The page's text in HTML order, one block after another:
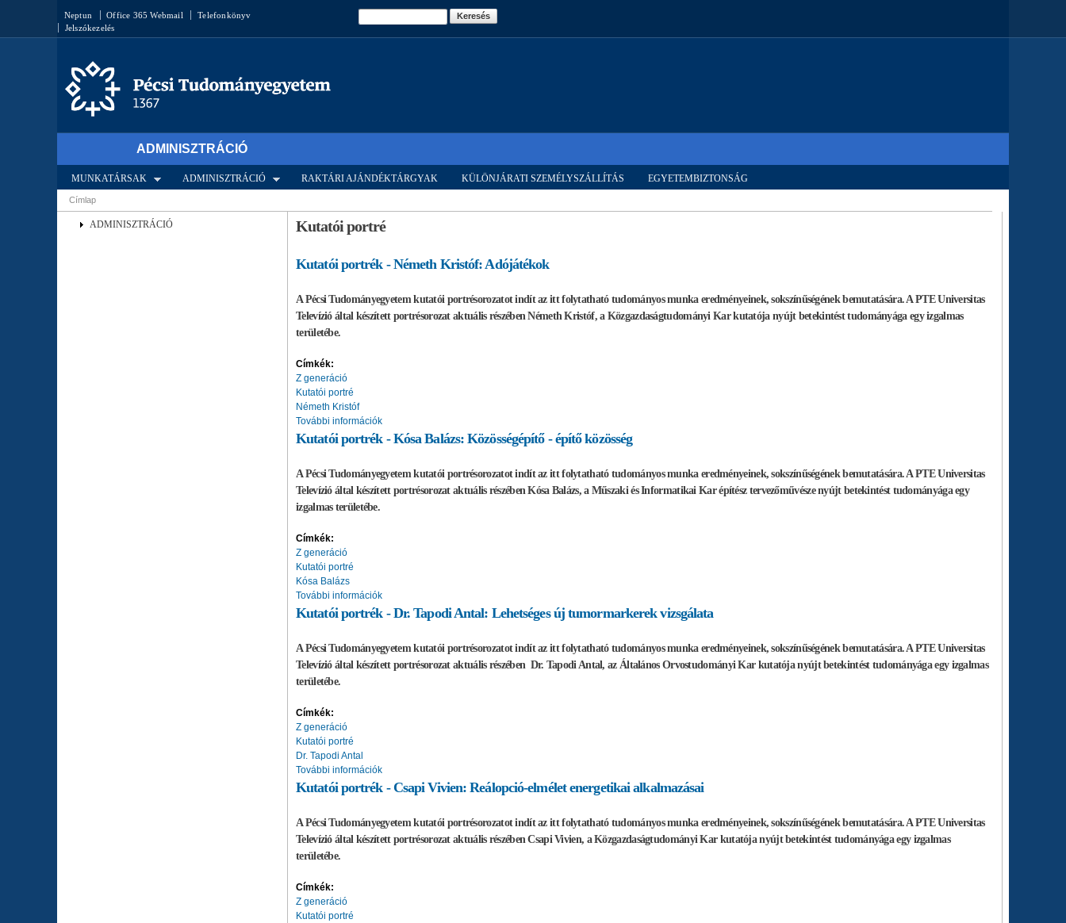
Ugrás a
tartalomra
Neptun Office 365 Webmail
Telefonkönyv
Jelszókezelés
Keresés
ADMINISZTRÁCIÓ
MUNKATÁRSAK ADMINISZTRÁCIÓ RAKTÁRI AJÁNDÉKTÁRGYAK KÜLÖNJÁRATI SZEMÉLYSZÁLLÍTÁS EGYETEMBIZTONSÁG
Jelenlegi hely
Címlap
ADMINISZTRÁCIÓ Kutatói portré
Kutatói portrék - Németh Kristóf: Adójátékok
A Pécsi Tudományegyetem kutatói portrésorozatot indít az itt folytatható tudományos munka eredményeinek, sokszínűségének bemutatására. A PTE Universitas
Televízió által készített portrésorozat aktuális részében Németh Kristóf, a Közgazdaságtudományi Kar kutatója nyújt betekintést tudományága egy izgalmas
területébe.
Címkék:
Z generáció
Kutatói portré
Németh Kristóf
További információk
Kutatói portrék - Kósa Balázs: Közösségépítő - építő közösség
A Pécsi Tudományegyetem kutatói portrésorozatot indít az itt folytatható tudományos munka eredményeinek, sokszínűségének bemutatására. A PTE Universitas
Televízió által készített portrésorozat aktuális részében Kósa Balázs, a Műszaki és Informatikai Kar építész tervezőművésze nyújt betekintést tudományága egy
izgalmas területébe.
Címkék:
Z generáció
Kutatói portré
Kósa Balázs
További információk
Kutatói portrék - Dr. Tapodi Antal: Lehetséges új tumormarkerek vizsgálata
A Pécsi Tudományegyetem kutatói portrésorozatot indít az itt folytatható tudományos munka eredményeinek, sokszínűségének bemutatására. A PTE Universitas
Televízió által készített portrésorozat aktuális részében Dr. Tapodi Antal, az Általános Orvostudományi Kar kutatója nyújt betekintést tudományága egy izgalmas
területébe.
Címkék:
Z generáció
Kutatói portré
Dr. Tapodi Antal
További információk
Kutatói portrék - Csapi Vivien: Reálopció-elmélet energetikai alkalmazásai
A Pécsi Tudományegyetem kutatói portrésorozatot indít az itt folytatható tudományos munka eredményeinek, sokszínűségének bemutatására. A PTE Universitas
Televízió által készített portrésorozat aktuális részében Csapi Vivien, a Közgazdaságtudományi Kar kutatója nyújt betekintést tudományága egy izgalmas
területébe.
Címkék:
Z generáció
Kutatói portré